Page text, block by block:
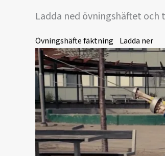
Ladda ned övningshäftet
Övningshäfte fäktning Ladda ner